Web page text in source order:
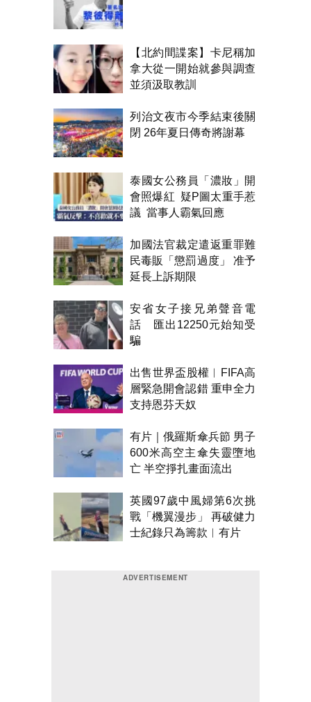
【北約間諜案】卡尼稱加
拿大從一開始就參與調查
並須汲取教訓
列治文夜市今季結束後關
閉 26年夏日傳奇將謝幕
泰國女公務員「濃妝」開
會照爆紅 疑P圖太重手惹
議 當事人霸氣回應
加國法官裁定遣返重罪難
民毒販「懲罰過度」 准予
延長上訴期限
安省女子接兄弟聲音電
話 匯出12250元始知受
騙
出售世界盃股權︱FIFA高
層緊急開會認錯 重申全力
支持恩芬天奴
有片｜俄羅斯傘兵節 男子
600米高空主傘失靈墮地
亡 半空掙扎畫面流出
英國97歲中風婦第6次挑
戰「機翼漫步」 再破健力
士紀錄只為籌款︱有片